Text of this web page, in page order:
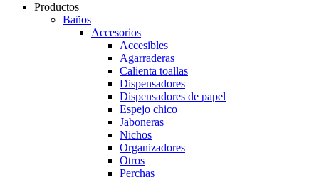
Productos
Baños
Accesorios
Accesibles
Agarraderas
Calienta toallas
Dispensadores
Dispensadores de papel
Espejo chico
Jaboneras
Nichos
Organizadores
Otros
Perchas